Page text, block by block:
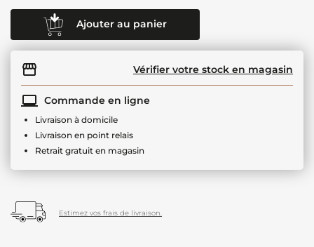
Ajouter au panier
Vérifier votre stock en magasin
Commande en ligne
Livraison à domicile
Livraison en point relais
Retrait gratuit en magasin
Estimez vos frais de livraison.